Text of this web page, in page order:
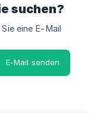
suchen?
eine E-Mail
E-Mail senden